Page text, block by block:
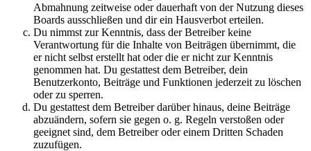
Abmahnung zeitweise oder dauerhaft von der Nutzung dieses
Boards ausschließen und dir ein Hausverbot erteilen.
Du nimmst zur Kenntnis, dass der Betreiber keine
Verantwortung für die Inhalte von Beiträgen übernimmt, die
er nicht selbst erstellt hat oder die er nicht zur Kenntnis
genommen hat. Du gestattest dem Betreiber, dein
Benutzerkonto, Beiträge und Funktionen jederzeit zu löschen
oder zu sperren.
Du gestattest dem Betreiber darüber hinaus, deine Beiträge
abzuändern, sofern sie gegen o. g. Regeln verstoßen oder
geeignet sind, dem Betreiber oder einem Dritten Schaden
zuzufügen.